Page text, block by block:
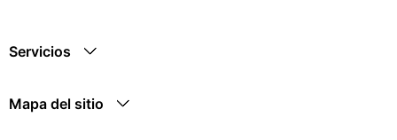
Servicios
Mapa del sitio